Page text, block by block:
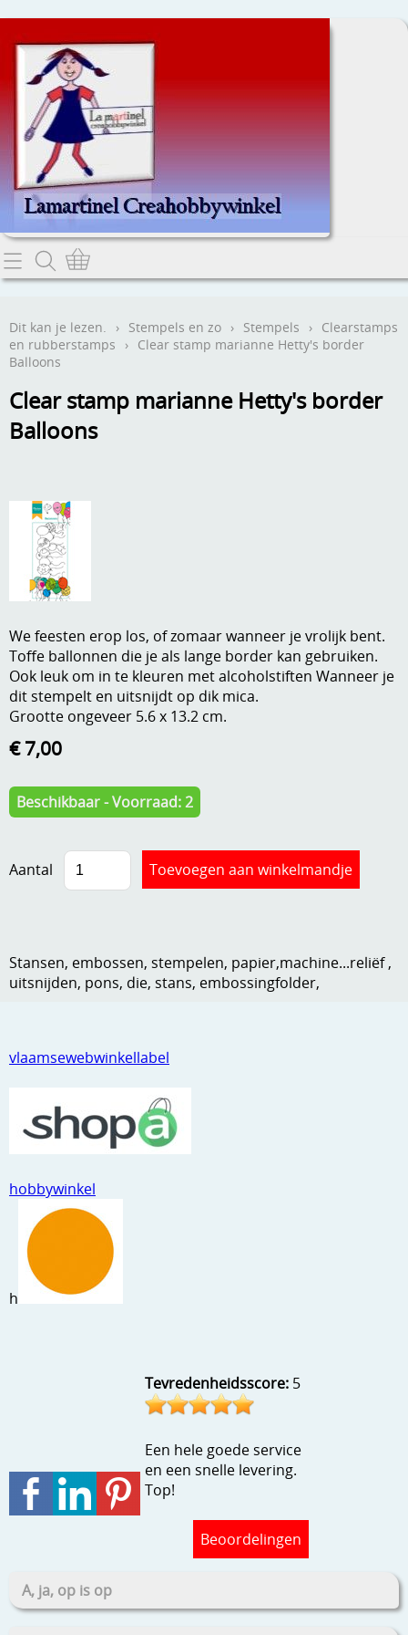
Home
Contact
Webwinkel
A, ja, op is op
Andere
Boeken en magazines
Dies om te stansen
Embossen
Handige extra's
Hechtingsmaterialen
Kleurmateriaal-tekenmateriaal
Knipvellen
Netjes opbergen
Ponsen
Snijmaterialen
Stans machine en embossing machines
Stempels en zo
Template, mask, stencils, grids
Algemene voorwaarden
Mijn account
Info
Gastenboek
vlaamsewebwinkellabel
hobbywinkel
h
Tevredenheidsscore: 5
Een hele goede service
en een snelle levering.
Top!
Beoordelingen
A, ja, op is op
Dit kan je lezen. › Stempels en zo › Stempels › Clearstamps
en rubberstamps
› Clear stamp marianne Hetty's border
Balloons
Clear stamp marianne Hetty's border
Balloons
We feesten erop los, of zomaar wanneer je vrolijk bent.
Toffe ballonnen die je als lange border kan gebruiken.
Ook leuk om in te kleuren met alcoholstiften Wanneer je
dit stempelt en uitsnijdt op dik mica.
Grootte ongeveer 5.6 x 13.2 cm.
€ 7,00
Beschikbaar - Voorraad: 2
Aantal
Stansen, embossen, stempelen, papier,machine...reliëf ,
uitsnijden, pons, die, stans, embossingfolder,